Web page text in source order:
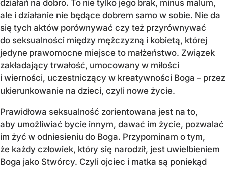
działań na dobro. To nie tylko jego brak, minus malum,
ale i działanie nie będące dobrem samo w sobie. Nie da
się tych aktów porównywać czy też przyrównywać
do seksualności między mężczyzną i kobietą, której
jedyne prawomocne miejsce to małżeństwo. Związek
zakładający trwałość, umocowany w miłości
i wierności, uczestniczący w kreatywności Boga – przez
ukierunkowanie na dzieci, czyli nowe życie.
Prawidłowa seksualność zorientowana jest na to,
aby umożliwiać bycie innym, dawać im życie, pozwalać
im żyć w odniesieniu do Boga. Przypominam o tym,
że każdy człowiek, który się narodził, jest uwielbieniem
Boga jako Stwórcy. Czyli ojciec i matka są poniekąd